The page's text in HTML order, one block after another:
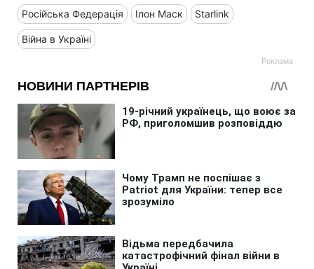
Російська Федерація Ілон Маск Starlink
Війна в Україні